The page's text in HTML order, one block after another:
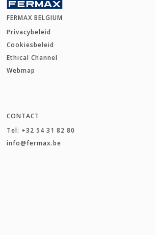
FERMAX BELGIUM
Privacybeleid
Cookiesbeleid
Ethical Channel
Webmap
CONTACT
Tel: +32 54 31 82 80
info@fermax.be